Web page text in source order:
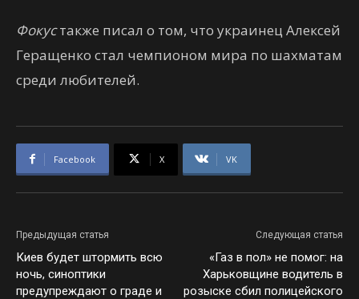
Фокустакже писал о том, что украинец Алексей
Геращенко стал чемпионом мира по шахматам
среди любителей.
Facebook X VK
Предыдущая статья
Киев будет штормить всю
ночь, синоптики
предупреждают о граде и
Следующая статья
«Газ в пол» не помог: на
Харьковщине водитель в
розыске сбил полицейского